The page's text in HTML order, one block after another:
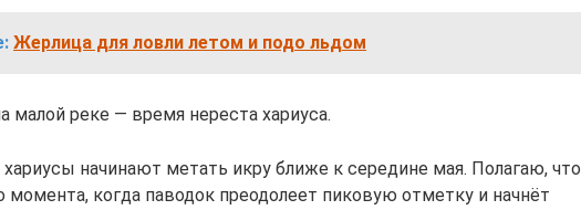
Жерлица для ловли летом и подо льдом
малой реке — время нереста хариуса.
начинают метать икру ближе к середине мая. Полагаю, что
момента, когда паводок преодолеет пиковую отметку и начнёт